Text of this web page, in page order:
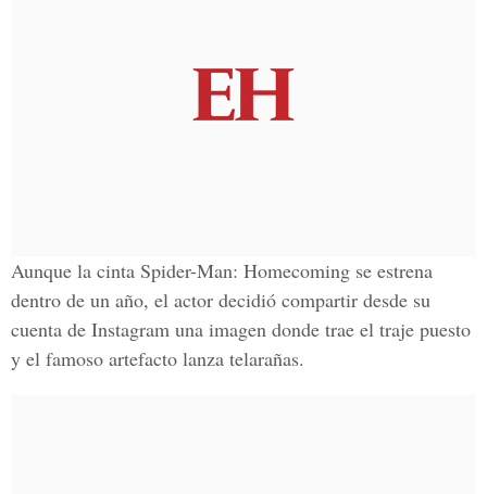
Aunque la cinta Spider-Man: Homecoming se estrena
dentro de un año, el actor decidió compartir desde su
cuenta de Instagram una imagen donde trae el traje puesto
y el famoso artefacto lanza telarañas.